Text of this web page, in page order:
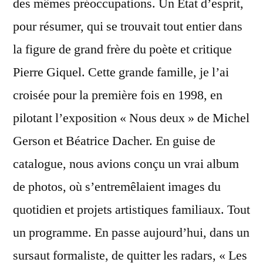
pour résumer, qui se trouvait tout entier dans
la figure de grand frère du poète et critique
Pierre Giquel. Cette grande famille, je l’ai
croisée pour la première fois en 1998, en
pilotant l’exposition « Nous deux » de Michel
Gerson et Béatrice Dacher. En guise de
catalogue, nous avions conçu un vrai album
de photos, où s’entremêlaient images du
quotidien et projets artistiques familiaux. Tout
un programme. En passe aujourd’hui, dans un
sursaut formaliste, de quitter les radars, « Les